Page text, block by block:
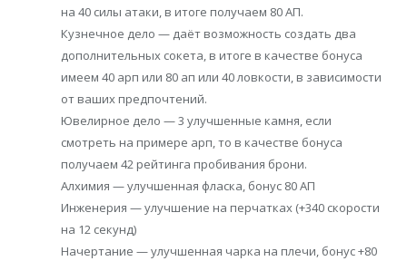
на 40 силы атаки, в итоге получаем 80 АП.
Кузнечное дело — даёт возможность создать два
дополнительных сокета, в итоге в качестве бонуса
имеем 40 арп или 80 ап или 40 ловкости, в зависимости
от ваших предпочтений.
Ювелирное дело — 3 улучшенные камня, если
смотреть на примере арп, то в качестве бонуса
получаем 42 рейтинга пробивания брони.
Алхимия — улучшенная фласка, бонус 80 АП
Инженерия — улучшение на перчатках (+340 скорости
на 12 секунд)
Начертание — улучшенная чарка на плечи, бонус +80